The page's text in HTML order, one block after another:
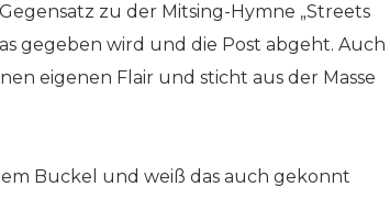
zu der Mitsing-Hymne „Streets
gegeben wird und die Post abgeht. Auch
eigenen Flair und sticht aus der Masse
Buckel und weiß das auch gekonnt